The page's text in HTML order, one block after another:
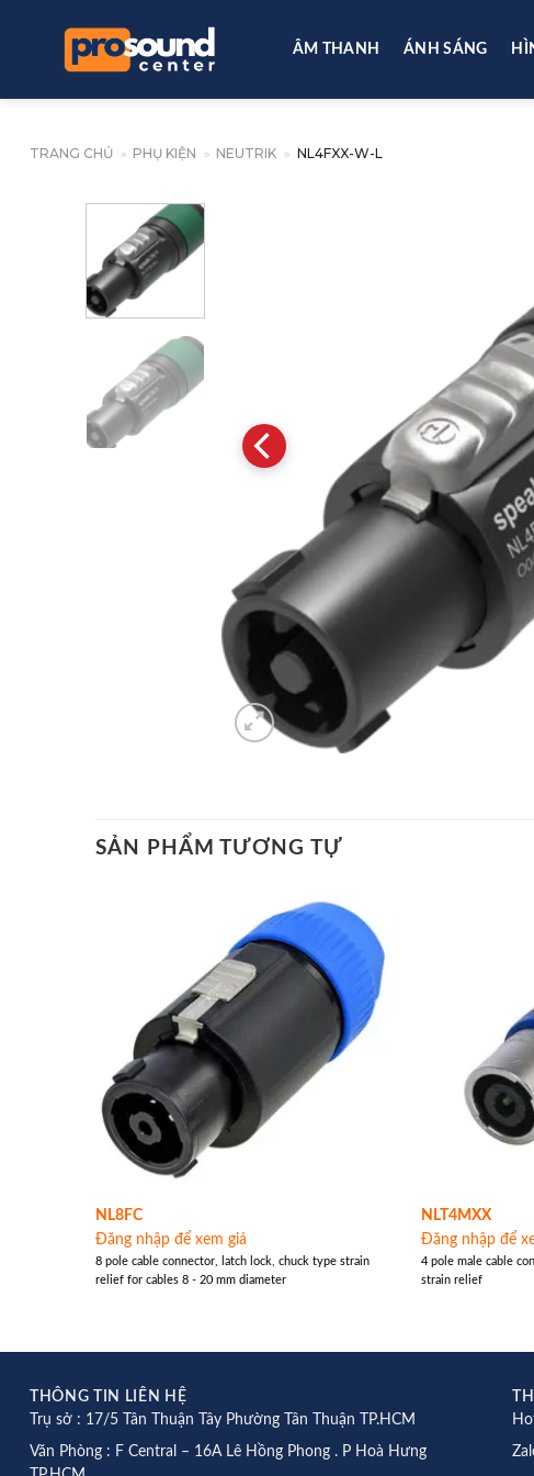
ÂM THANH ÁNH SÁNG
TRANG CHỦ » PHỤ KIỆN » NEUTRIK » NL4FXX-W-L
SẢN PHẨM TƯƠNG TỰ
NL8FC
Đăng nhập để xem giá
8 pole cable connector, latch lock, chuck type strain
relief for cables 8 - 20 mm diameter
NLT4MXX
Đăng nhập để
4 pole male cable
strain relief
THÔNG TIN LIÊN HỆ
Trụ sở : 17/5 Tân Thuận Tây Phường Tân Thuận TP.HCM
Văn Phòng : F Central – 16A Lê Hồng Phong . P Hoà Hưng